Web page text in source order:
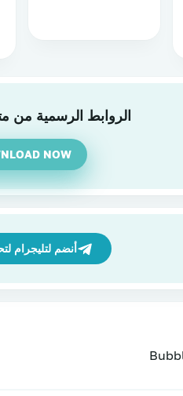
الروابط الرسمية من
NOW
أنضم لتليجرام